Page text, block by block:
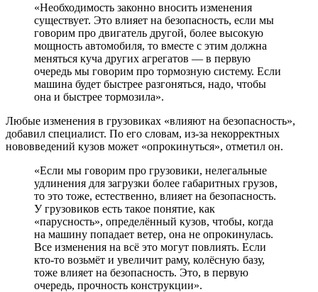
«Необходимость законно вносить изменения
существует. Это влияет на безопасность, если мы
говорим про двигатель другой, более высокую
мощность автомобиля, то вместе с этим должна
меняться куча других агрегатов — в первую
очередь мы говорим про тормозную систему. Если
машина будет быстрее разгоняться, надо, чтобы
она и быстрее тормозила».
Любые изменения в грузовиках «влияют на безопасность»,
добавил специалист. По его словам, из-за некорректных
нововведений кузов может «опрокинуться», отметил он.
«Если мы говорим про грузовики, нелегальные
удлинения для загрузки более габаритных грузов,
то это тоже, естественно, влияет на безопасность.
У грузовиков есть такое понятие, как
«парусность», определённый кузов, чтобы, когда
на машину попадает ветер, она не опрокинулась.
Все изменения на всё это могут повлиять. Если
кто-то возьмёт и увеличит раму, колёсную базу,
тоже влияет на безопасность. Это, в первую
очередь, прочность конструкции».